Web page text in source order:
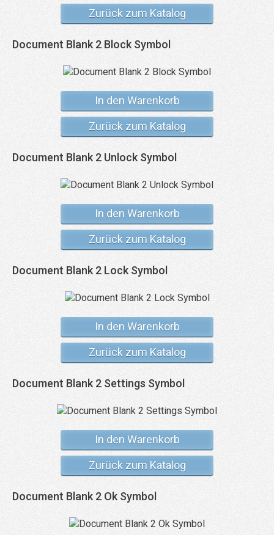
Zurück zum Katalog
Document Blank 2 Block Symbol
In den Warenkorb
Zurück zum Katalog
Document Blank 2 Unlock Symbol
In den Warenkorb
Zurück zum Katalog
Document Blank 2 Lock Symbol
In den Warenkorb
Zurück zum Katalog
Document Blank 2 Settings Symbol
In den Warenkorb
Zurück zum Katalog
Document Blank 2 Ok Symbol